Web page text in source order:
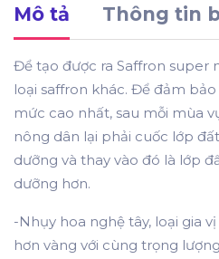
Mô tả Thông tin
Để tạo được ra Saffron super
loại saffron khác. Để đảm
mức cao nhất, sau mỗi mùa
nông dân lại phải cuốc lớp
dưỡng và thay vào đó là lớp
dưỡng hơn.
-Nhụy hoa nghệ tây, loại gia
hơn vàng với cùng trọng